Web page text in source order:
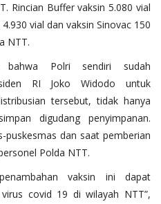
Rincian Buffer vaksin 5.080 vial
vial dan vaksin Sinovac 150
NTT.
bahwa Polri sendiri sudah
RI Joko Widodo untuk
tersebut, tidak hanya
digudang penyimpanan.
dan saat pemberian
Polda NTT.
vaksin ini dapat
covid 19 di wilayah NTT”,